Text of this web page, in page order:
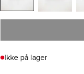
Ikke på lager